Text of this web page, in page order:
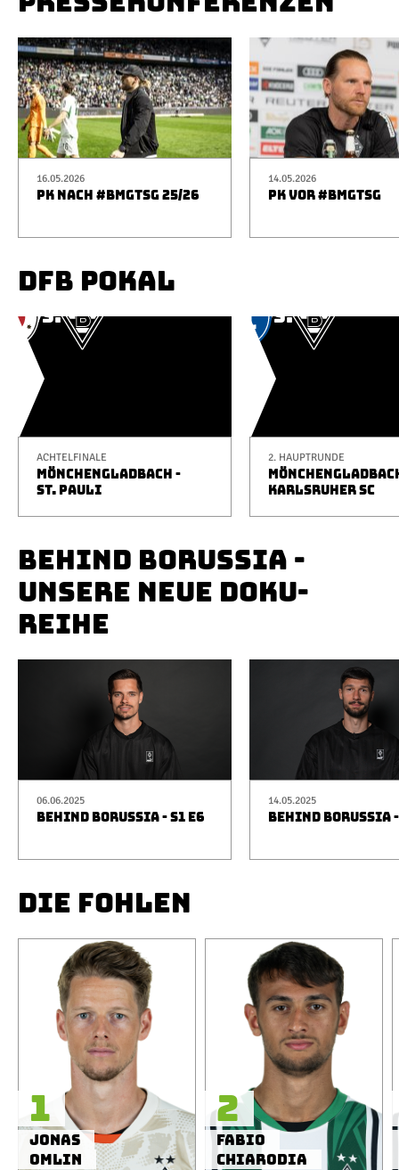
16.05.2026
PK NACH #BMGTSG 25/26
14.05.2026
PK VOR #BMGTSG
DFB POKAL
ACHTELFINALE
MÖNCHENGLADBACH -
ST. PAULI
2. HAUPTRUNDE
KARLSRUHER SC
BEHIND BORUSSIA -
UNSERE NEUE DOKU-
REIHE
06.06.2025
BEHIND BORUSSIA - S1 E6
14.05.2025
BEHIND BORUSSIA
DIE FOHLEN
Jonas
Omlin
1
Fabio
Chiarodia
2